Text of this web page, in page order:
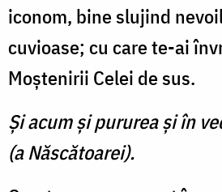
iconom, bine slujind
cuvioase; cu care te-ai
Moştenirii Celei de sus.
Şi acum şi pururea şi în
(a Născătoarei).